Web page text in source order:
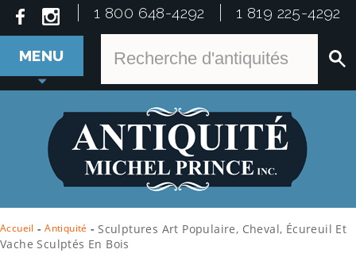
1 800 648-4292 1 819 225-4292
MENU
Accueil - Antiquité - Sculptures Art Populaire, Cheval, Écureuil Et
Vache Sculptés En Bois